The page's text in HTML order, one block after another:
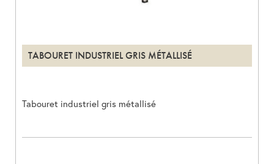
TABOURET INDUSTRIEL GRIS MÉTALLISÉ
Tabouret industriel gris métallisé